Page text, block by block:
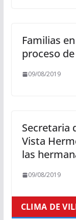
Familias
proceso
09/08/2019
Secretaria
Vista
las
09/08/2019
CLIMA DE